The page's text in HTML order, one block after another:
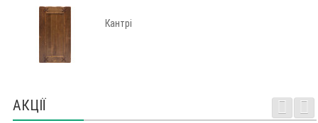
Кантрі
АКЦІЇ